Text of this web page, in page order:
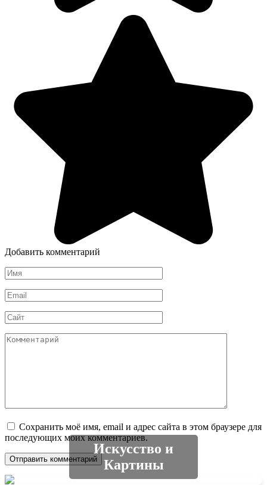
Добавить комментарий
Имя
*
Email
*
Сайт
Комментарий
Сохранить моё имя, email и адрес сайта в этом браузере для
последующих моих комментариев.
Искусство и
Картины